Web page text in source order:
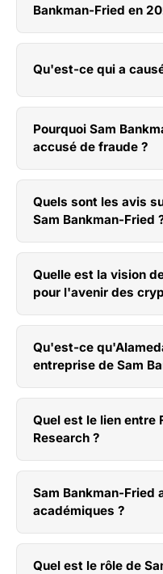
Bankman-Fried en
Qu'est-ce qui a
Pourquoi Sam
accusé de fraude ?
Quels sont les avis
Sam Bankman-Fried
Quelle est la vision
pour l'avenir des
Qu'est-ce
entreprise de Sam
Quel est le lien entre
Research ?
Sam Bankman-
académiques ?
Quel est le rôle de